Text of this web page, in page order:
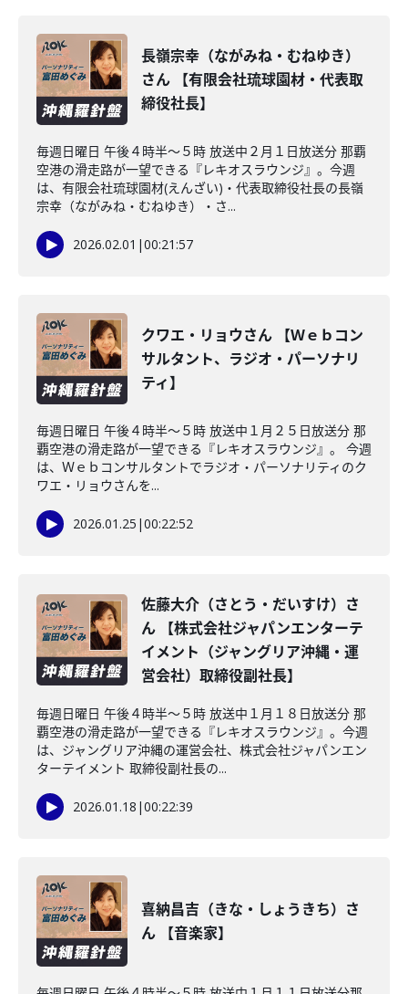
長嶺宗幸（ながみね・むねゆき）
さん 【有限会社琉球園材・代表取
締役社長】
毎週日曜日 午後４時半～５時 放送中２月１日放送分 那覇
空港の滑走路が一望できる『レキオスラウンジ』。今週
は、有限会社琉球園材(えんざい)・代表取締役社長の長嶺
宗幸（ながみね・むねゆき）・さ...
2026.02.01 |00:21:57
クワエ・リョウさん 【Ｗｅｂコン
サルタント、ラジオ・パーソナリ
ティ】
毎週日曜日 午後４時半～５時 放送中１月２５日放送分 那
覇空港の滑走路が一望できる『レキオスラウンジ』。 今週
は、Ｗｅｂコンサルタントでラジオ・パーソナリティのク
ワエ・リョウさんを...
2026.01.25 |00:22:52
佐藤大介（さとう・だいすけ）さ
ん 【株式会社ジャパンエンターテ
イメント（ジャングリア沖縄・運
営会社）取締役副社長】
毎週日曜日 午後４時半～５時 放送中１月１８日放送分 那
覇空港の滑走路が一望できる『レキオスラウンジ』。今週
は、ジャングリア沖縄の運営会社、株式会社ジャパンエン
ターテイメント 取締役副社長の...
2026.01.18 |00:22:39
喜納昌吉（きな・しょうきち）さ
ん 【音楽家】